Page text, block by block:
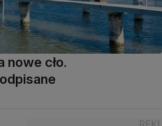
nowe cło.